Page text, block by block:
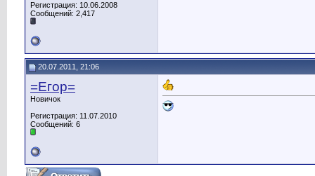
Регистрация: 10.06.2008
Сообщений: 2,417
20.07.2011, 21:06
=Егор=
Новичок
Регистрация: 11.07.2010
Сообщений: 6